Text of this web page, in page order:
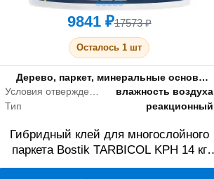
9841 ₽17573 ₽
Осталось 1 шт
Склеиваемые материалы
Дерево, паркет, минеральные основания
Условия отверждения
влажность воздуха
Тип
реакционный
Гибридный клей для многослойного
паркета Bostik TARBICOL KPH 14 кг
30610739